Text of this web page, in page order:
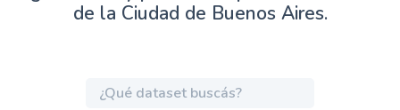
de la Ciudad de Buenos Aires.